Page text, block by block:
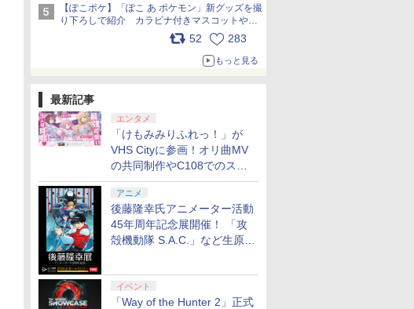
【ぽこポケ】「ぽこ あ ポケモン」新グッズを撮
り下ろしで紹介 カラビナ付きマスコットやス
52 283
もっと見る
最新記事
エンタメ
「けもみみりふれっ！」が
VHS Cityに参画！オリ曲MV
の共同制作やC108でのスペ
シャルコラボ広告を掲出
アニメ
後藤隆幸氏アニメーター活動
45年周年記念展開催！ 「攻
殻機動隊 S.A.C.」など生原
イベント
「Way of the Hunter 2」正式